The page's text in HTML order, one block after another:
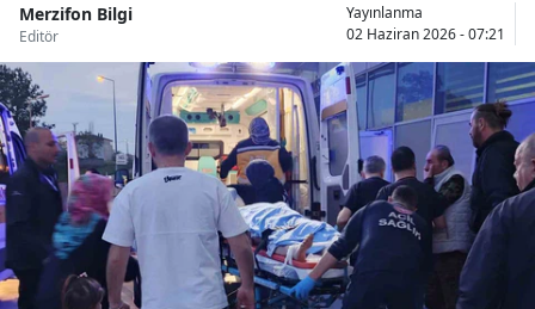
Merzifon Bilgi
Editör
Yayınlanma
02 Haziran 2026 - 07:21